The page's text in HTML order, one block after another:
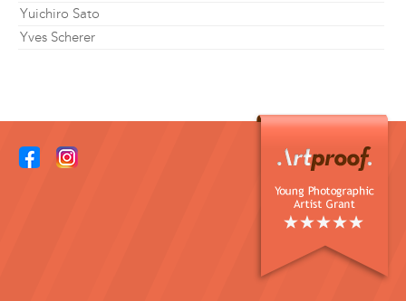
Yuichiro Sato
Yves Scherer